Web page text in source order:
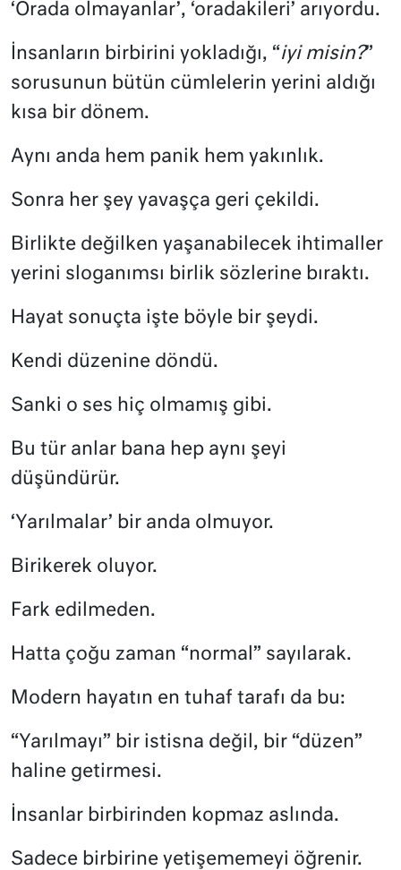
‘Orada olmayanlar’, ‘oradakileri’ arıyordu.
İnsanların birbirini yokladığı, “iyi misin?”
sorusunun bütün cümlelerin yerini aldığı
kısa bir dönem.
Aynı anda hem panik hem yakınlık.
Sonra her şey yavaşça geri çekildi.
Birlikte değilken yaşanabilecek ihtimaller
yerini sloganımsı birlik sözlerine bıraktı.
Hayat sonuçta işte böyle bir şeydi.
Kendi düzenine döndü.
Sanki o ses hiç olmamış gibi.
Bu tür anlar bana hep aynı şeyi
düşündürür.
‘Yarılmalar’ bir anda olmuyor.
Birikerek oluyor.
Fark edilmeden.
Hatta çoğu zaman “normal” sayılarak.
Modern hayatın en tuhaf tarafı da bu:
“Yarılmayı” bir istisna değil, bir “düzen”
haline getirmesi.
İnsanlar birbirinden kopmaz aslında.
Sadece birbirine yetişememeyi öğrenir.